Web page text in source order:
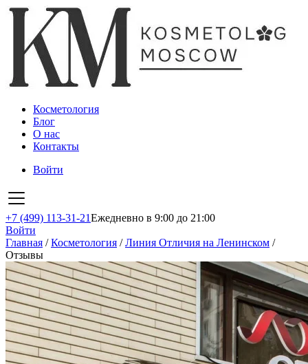
Косметология
Блог
О нас
Контакты
Войти
+7 (499) 113-31-21Ежедневно в 9:00 до 21:00
Войти
Главная /Косметология /Линия Отличия на Ленинском /
Отзывы